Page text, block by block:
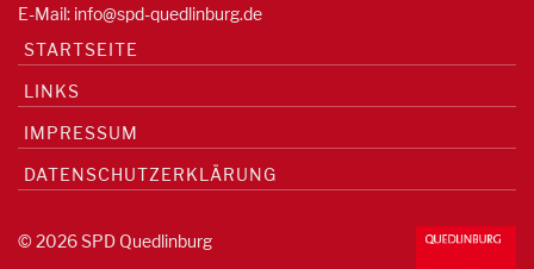
E-Mail: info@spd-quedlinburg.de
STARTSEITE
LINKS
IMPRESSUM
DATENSCHUTZERKLÄRUNG
© 2026 SPD Quedlinburg